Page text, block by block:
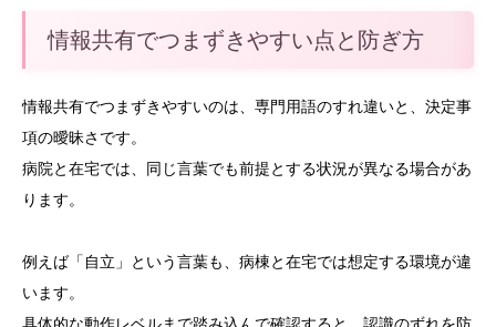
情報共有でつまずきやすい点と防ぎ方
情報共有でつまずきやすいのは、専門用語のすれ違いと、決定事
項の曖昧さです。
病院と在宅では、同じ言葉でも前提とする状況が異なる場合があ
ります。
例えば「自立」という言葉も、病棟と在宅では想定する環境が違
います。